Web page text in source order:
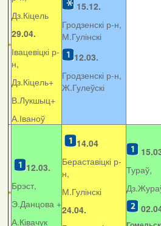
Дз.Кіцель
29.04.
Івацевіцкі р-
н,
Дз.Кіцель+
В.Лукшыц+
А.Іваноў
15.12.
Гродзенскі р-н,
М.Гулінскі
12.03.
Гродзенскі р-н,
Ж.Гулеўскі
12.03.
Брэст,
Э.Данцова +
А.Ківачук
14.04
Бераставіцкі р-
н,
М.Гулінскі
24.04.
Тураў,